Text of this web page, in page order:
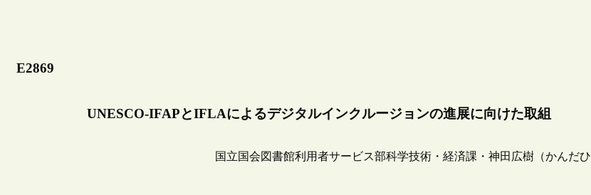
E2869
UNESCO-IFAPとIFLAによるデジタルインクルージョンの進展に向けた取組
国立国会図書館利用者サービス部科学技術・経済課・神田広樹（かんだひ